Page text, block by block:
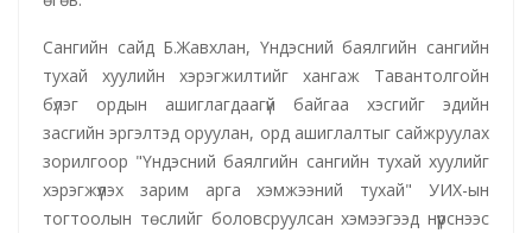
Сангийн сайд Б.Жавхлан, Үндэсний баялгийн сангийн
тухай хуулийн хэрэгжилтийг хангаж Тавантолгойн
бүлэг ордын ашиглагдаагүй байгаа хэсгийг эдийн
засгийн эргэлтэд оруулан, орд ашиглалтыг сайжруулах
зорилгоор "Үндэсний баялгийн сангийн тухай хуулийг
хэрэгжүүлэх зарим арга хэмжээний тухай" УИХ-ын
тогтоолын төслийг боловсруулсан хэмээгээд нүүрснээс